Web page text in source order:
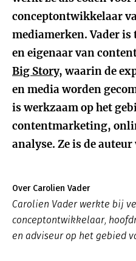
conceptontwikkelaar
mediamerken. Vader
en eigenaar van
Big Story, waarin de
en media worden
is werkzaam op het
contentmarketing,
analyse. Ze is de auteur
Over Carolien Vader
Carolien Vader werkte bij
conceptontwikkelaar,
en adviseur op het gebied